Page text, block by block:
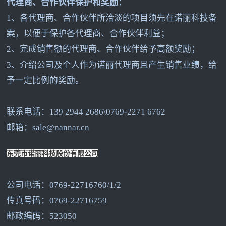
代理商、合作伙伴保护和奖励：
1、各代理商、合作伙伴所洽淡的项目须先在诺丽科技备
案，以便于保护各代理商、合作伙伴利益；
2、完成销售额的代理商、合作伙伴给予高额奖励；
3、介绍公司及个人作为诺丽代理商且产生销售业绩，给
予一定比例的奖励。
联系电话：139 2944 2686\0769-2271 6762
邮箱：sale@nannar.cn
东莞市诺丽科技股份有限公司
公司电话：0769-22716760/1/2
传真号码：0769-22716759
邮政编码：523050